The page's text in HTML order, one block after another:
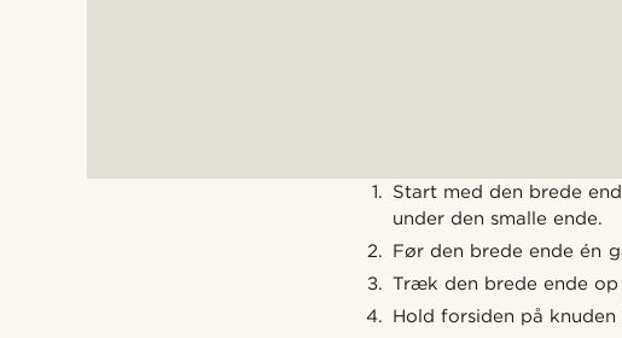
Start med den brede
under den smalle ende.
Før den brede ende én
Træk den brede ende
Hold forsiden på